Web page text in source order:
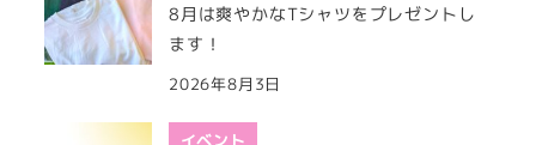
8月は爽やかなTシャツをプレゼントし
ます！
2026年8月3日
イベント